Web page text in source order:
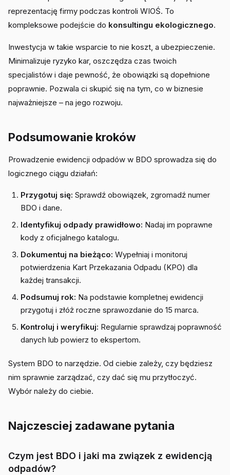
reprezentację firmy podczas kontroli WIOŚ. To
kompleksowe podejście do konsultingu ekologicznego.
Inwestycja w takie wsparcie to nie koszt, a ubezpieczenie.
Minimalizuje ryzyko kar, oszczędza czas twoich
specjalistów i daje pewność, że obowiązki są dopełnione
poprawnie. Pozwala ci skupić się na tym, co w biznesie
najważniejsze – na jego rozwoju.
Podsumowanie kroków
Prowadzenie ewidencji odpadów w BDO sprowadza się do
logicznego ciągu działań:
Przygotuj się: Sprawdź obowiązek, zgromadź numer
BDO i dane.
Identyfikuj odpady prawidłowo: Nadaj im poprawne
kody z oficjalnego katalogu.
Dokumentuj na bieżąco: Wypełniaj i monitoruj
potwierdzenia Kart Przekazania Odpadu (KPO) dla
każdej transakcji.
Podsumuj rok: Na podstawie kompletnej ewidencji
przygotuj i złóż roczne sprawozdanie do 15 marca.
Kontroluj i weryfikuj: Regularnie sprawdzaj poprawność
danych lub powierz to ekspertom.
System BDO to narzędzie. Od ciebie zależy, czy będziesz
nim sprawnie zarządzać, czy dać się mu przytłoczyć.
Wybór należy do ciebie.
Najczesciej zadawane pytania
Czym jest BDO i jaki ma związek z ewidencją
odpadów?